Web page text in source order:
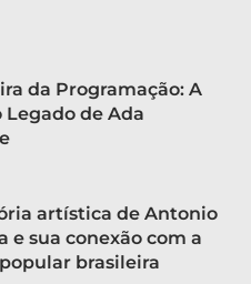
da Programação: A
Legado de Ada
artística de Antonio
e sua conexão com a
brasileira